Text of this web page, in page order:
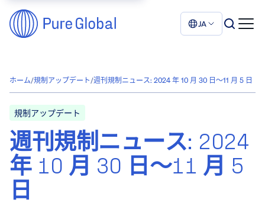
JA
ホーム/規制アップデート/週刊規制ニュース: 2024 年 10 月 30 日～11 月 5 日
規制アップデート
週刊規制ニュース: 2024
年 10 月 30 日～11 月 5
日